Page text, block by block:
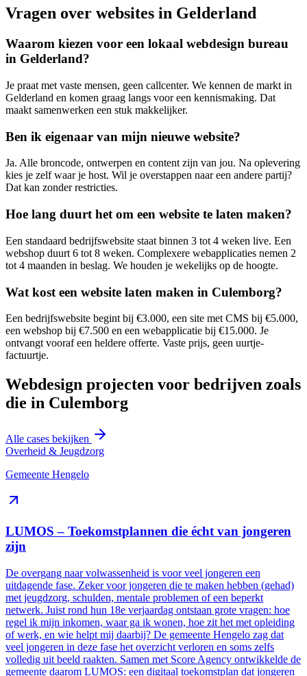
Vragen over websites in Gelderland
Waarom kiezen voor een lokaal webdesign bureau
in Gelderland?
Je praat met vaste mensen, geen callcenter. We kennen de markt in
Gelderland en komen graag langs voor een kennismaking. Dat
maakt samenwerken een stuk makkelijker.
Ben ik eigenaar van mijn nieuwe website?
Ja. Alle broncode, ontwerpen en content zijn van jou. Na oplevering
kies je zelf waar je host. Wil je overstappen naar een andere partij?
Dat kan zonder restricties.
Hoe lang duurt het om een website te laten maken?
Een standaard bedrijfswebsite staat binnen 3 tot 4 weken live. Een
webshop duurt 6 tot 8 weken. Complexere webapplicaties nemen 2
tot 4 maanden in beslag. We houden je wekelijks op de hoogte.
Wat kost een website laten maken in Culemborg?
Een bedrijfswebsite begint bij €3.000, een site met CMS bij €5.000,
een webshop bij €7.500 en een webapplicatie bij €15.000. Je
ontvangt vooraf een heldere offerte. Vaste prijs, geen uurtje-
factuurtje.
Webdesign projecten voor bedrijven zoals
die in Culemborg
Alle cases bekijken
Overheid & Jeugdzorg
Gemeente Hengelo
LUMOS – Toekomstplannen die écht van jongeren
zijn
De overgang naar volwassenheid is voor veel jongeren een
uitdagende fase. Zeker voor jongeren die te maken hebben (gehad)
met jeugdzorg, schulden, mentale problemen of een beperkt
netwerk. Juist rond hun 18e verjaardag ontstaan grote vragen: hoe
regel ik mijn inkomen, waar ga ik wonen, hoe zit het met opleiding
of werk, en wie helpt mij daarbij? De gemeente Hengelo zag dat
veel jongeren in deze fase het overzicht verloren en soms zelfs
volledig uit beeld raakten. Samen met Score Agency ontwikkelde de
gemeente daarom LUMOS: een digitaal toekomstplan dat jongeren